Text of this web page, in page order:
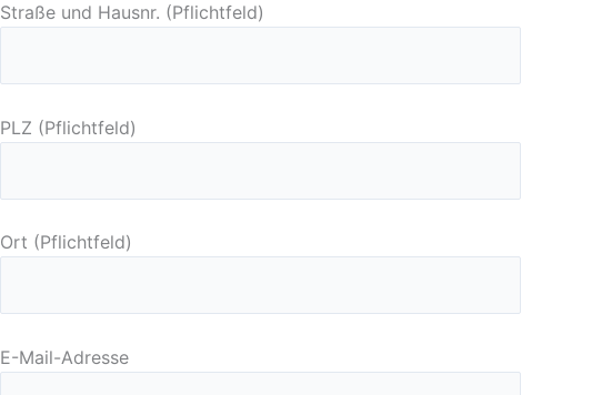
Straße und Hausnr. (Pflichtfeld)
PLZ (Pflichtfeld)
Ort (Pflichtfeld)
E-Mail-Adresse